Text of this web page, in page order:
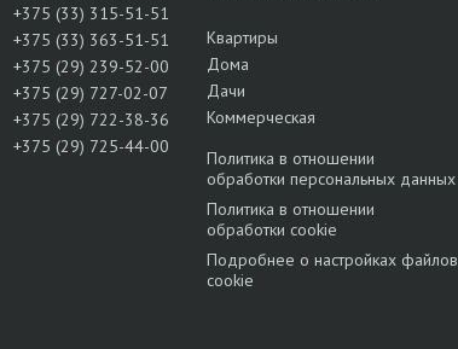
+375 (33) 315-51-51
+375 (33) 363-51-51
+375 (29) 239-52-00
+375 (29) 727-02-07
+375 (29) 722-38-36
+375 (29) 725-44-00
Квартиры
Дома
Дачи
Коммерческая
Политика в отношении
обработки персональных данных
Политика в отношении
обработки cookie
Подробнее о настройках файлов
cookie